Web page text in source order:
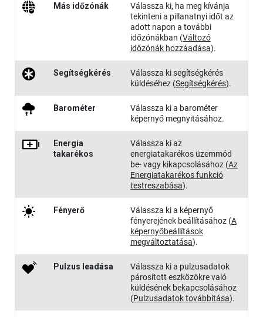
Más időzónák
Válassza ki, ha meg kívánja
tekinteni a pillanatnyi időt az
adott napon a további
időzónákban (Változó
időzónák hozzáadása).
Segítség​kérés
Válassza ki segítségkérés
küldéséhez (Segítségkérés).
Barométer
Válassza ki a barométer
képernyő megnyitásához.
Energia​
takarékos
Válassza ki az
energiatakarékos üzemmód
be- vagy kikapcsolásához (Az
Energiatakarékos funkció
testreszabása).
Fényerő
Válassza ki a képernyő
fényerejének beállításához (A
képernyőbeállítások
megváltoztatása).
Pulzus leadása
Válassza ki a pulzusadatok
párosított eszközökre való
küldésének bekapcsolásához
(Pulzusadatok továbbítása).